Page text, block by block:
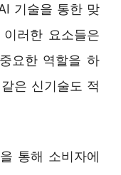
기술을 통한 맞
러한 요소들은
요한 역할을 하
은 신기술도 적
통해 소비자에